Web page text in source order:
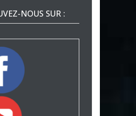
NOUS SUR :